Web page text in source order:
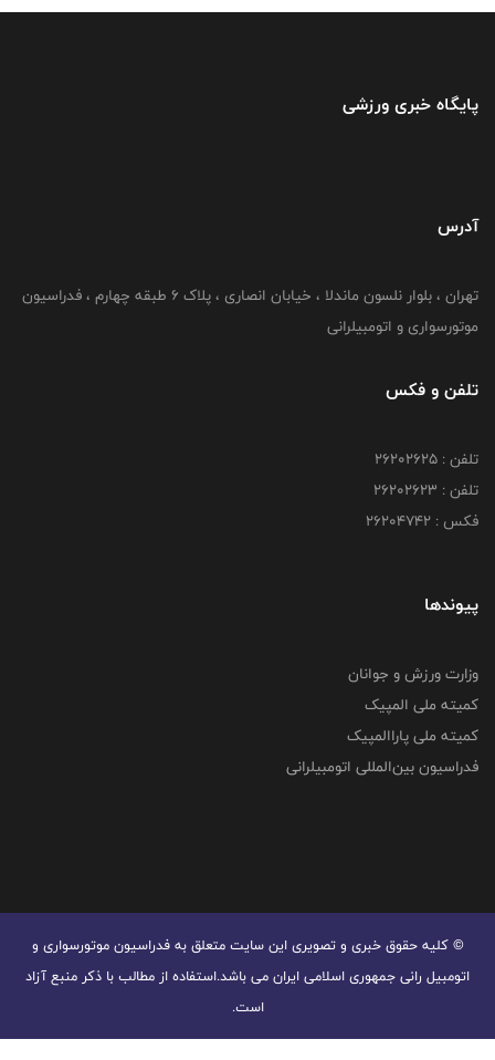
پایگاه خبری ورزشی
آدرس
تهران ، بلوار نلسون ماندلا ، خیابان انصاری ، پلاک ۶ طبقه چهارم ، فدراسیون
موتورسواری و اتومبیلرانی
تلفن و فکس
تلفن : ۲۶۲۰۲۶۲۵
تلفن : ۲۶۲۰۲۶۲۳
فکس : ۲۶۲۰۴۷۴۲
پیوندها
وزارت ورزش و جوانان
کمیته ملی المپیک
کمیته ملی پاراالمپیک
فدراسیون بین‌المللی اتومبیلرانی
© کليه حقوق خبری و تصويری اين سايت متعلق به فدراسیون موتورسواری و
اتومبیل رانی جمهوری اسلامی ایران می باشد.استفاده از مطالب با ذكر منبع آزاد
است.